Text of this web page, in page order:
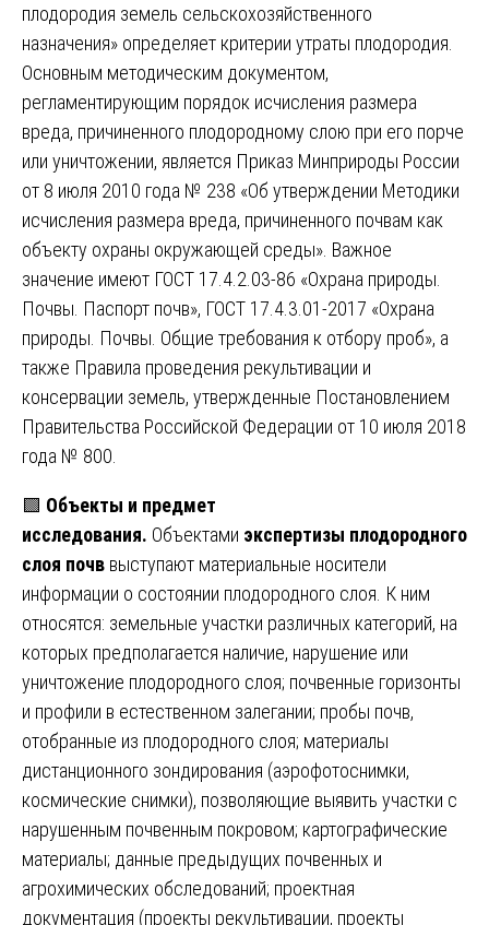
плодородия земель сельскохозяйственного
назначения» определяет критерии утраты плодородия.
Основным методическим документом,
регламентирующим порядок исчисления размера
вреда, причиненного плодородному слою при его порче
или уничтожении, является Приказ Минприроды России
от 8 июля 2010 года № 238 «Об утверждении Методики
исчисления размера вреда, причиненного почвам как
объекту охраны окружающей среды». Важное
значение имеют ГОСТ 17.4.2.03-86 «Охрана природы.
Почвы. Паспорт почв», ГОСТ 17.4.3.01-2017 «Охрана
природы. Почвы. Общие требования к отбору проб», а
также Правила проведения рекультивации и
консервации земель, утвержденные Постановлением
Правительства Российской Федерации от 10 июля 2018
года № 800.
🟩 Объекты и предмет
исследования. Объектами экспертизы плодородного
слоя почв выступают материальные носители
информации о состоянии плодородного слоя. К ним
относятся: земельные участки различных категорий, на
которых предполагается наличие, нарушение или
уничтожение плодородного слоя; почвенные горизонты
и профили в естественном залегании; пробы почв,
отобранные из плодородного слоя; материалы
дистанционного зондирования (аэрофотоснимки,
космические снимки), позволяющие выявить участки с
нарушенным почвенным покровом; картографические
материалы; данные предыдущих почвенных и
агрохимических обследований; проектная
документация (проекты рекультивации, проекты